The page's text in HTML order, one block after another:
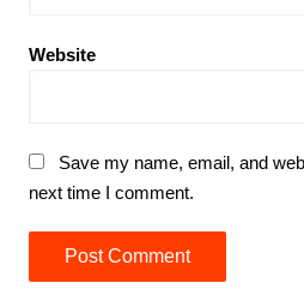
Website
Save my name, email, and
next time I comment.